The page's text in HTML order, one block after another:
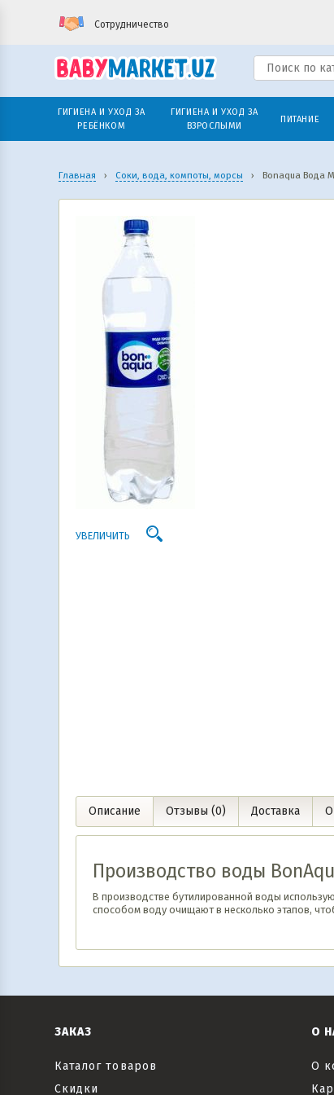
Сотрудничество
ГИГИЕНА И УХОД ЗА
РЕБЁНКОМ
ГИГИЕНА И УХОД ЗА
ВЗРОСЛЫМИ
ПИТАНИЕ
Главная › Соки, вода, компоты, морсы › Bonaqua Вода
УВЕЛИЧИТЬ
Описание Отзывы (0) Доставка
Производство воды
В производстве бутилированной воды
способом воду очищают в несколько этапов,
ЗАКАЗ
Каталог товаров
Скидки
О
О